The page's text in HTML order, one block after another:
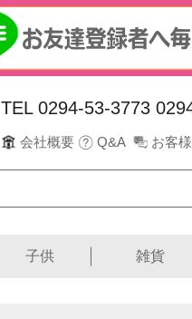
TEL 0294-53-3773
会社概要 Q&A お客
子供 雑貨